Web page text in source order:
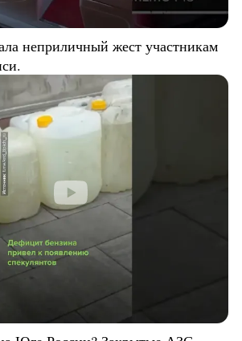
неприличный жест участникам